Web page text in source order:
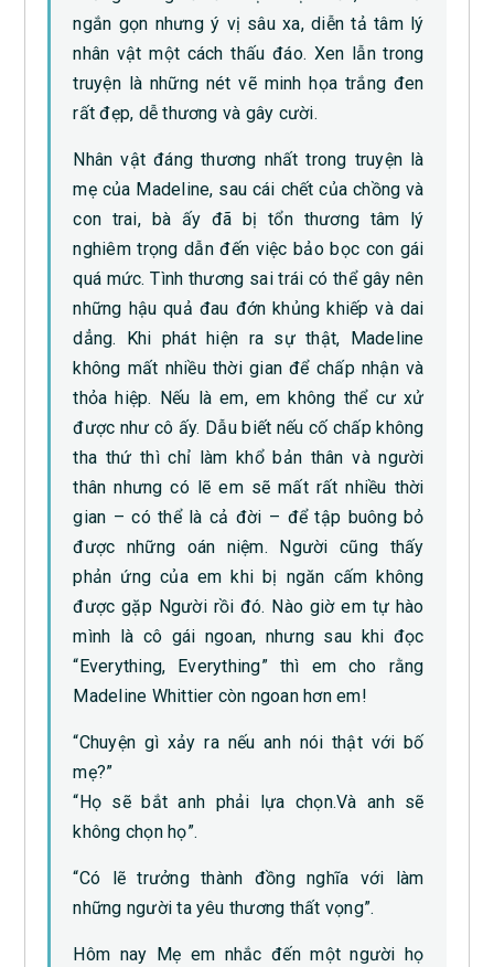
ngắn gọn nhưng ý vị sâu xa, diễn tả tâm lý
nhân vật một cách thấu đáo. Xen lẫn trong
truyện là những nét vẽ minh họa trắng đen
rất đẹp, dễ thương và gây cười.
Nhân vật đáng thương nhất trong truyện là
mẹ của Madeline, sau cái chết của chồng và
con trai, bà ấy đã bị tổn thương tâm lý
nghiêm trọng dẫn đến việc bảo bọc con gái
quá mức. Tình thương sai trái có thể gây nên
những hậu quả đau đớn khủng khiếp và dai
dẳng. Khi phát hiện ra sự thật, Madeline
không mất nhiều thời gian để chấp nhận và
thỏa hiệp. Nếu là em, em không thể cư xử
được như cô ấy. Dẫu biết nếu cố chấp không
tha thứ thì chỉ làm khổ bản thân và người
thân nhưng có lẽ em sẽ mất rất nhiều thời
gian – có thể là cả đời – để tập buông bỏ
được những oán niệm. Người cũng thấy
phản ứng của em khi bị ngăn cấm không
được gặp Người rồi đó. Nào giờ em tự hào
mình là cô gái ngoan, nhưng sau khi đọc
“Everything, Everything” thì em cho rằng
Madeline Whittier còn ngoan hơn em!
“Chuyện gì xảy ra nếu anh nói thật với bố
mẹ?”
“Họ sẽ bắt anh phải lựa chọn.Và anh sẽ
không chọn họ”.
“Có lẽ trưởng thành đồng nghĩa với làm
những người ta yêu thương thất vọng”.
Hôm nay Mẹ em nhắc đến một người họ